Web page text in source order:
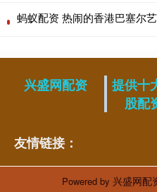
蚂蚁配资 热闹的香港巴塞尔
兴盛网配资
提供十
股配
友情链接：
Powered by 兴盛网配